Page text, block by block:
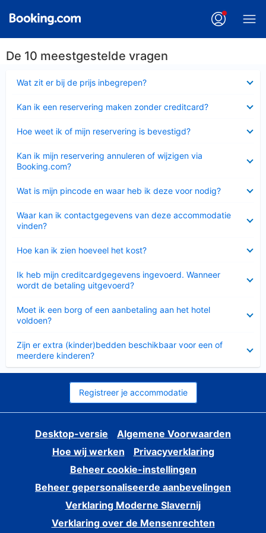
De 10 meestgestelde vragen
Wat zit er bij de prijs inbegrepen?
Kan ik een reservering maken zonder creditcard?
Hoe weet ik of mijn reservering is bevestigd?
Kan ik mijn reservering annuleren of wijzigen via
Booking.com?
Wat is mijn pincode en waar heb ik deze voor nodig?
Waar kan ik contactgegevens van deze accommodatie
vinden?
Hoe kan ik zien hoeveel het kost?
Ik heb mijn creditcardgegevens ingevoerd. Wanneer
wordt de betaling uitgevoerd?
Moet ik een borg of een aanbetaling aan het hotel
voldoen?
Zijn er extra (kinder)bedden beschikbaar voor een of
meerdere kinderen?
Registreer je accommodatie
Desktop-versie
Algemene Voorwaarden
Hoe wij werken
Privacyverklaring
Beheer cookie-instellingen
Beheer gepersonaliseerde aanbevelingen
Verklaring Moderne Slavernij
Verklaring over de Mensenrechten